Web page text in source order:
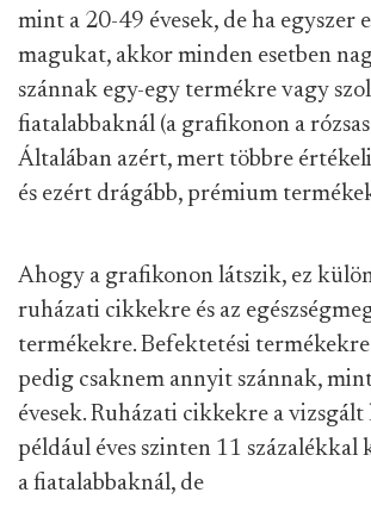
mint a 20-49 évesek, de ha egyszer
magukat, akkor minden esetben
szánnak egy-egy termékre vagy
fiatalabbaknál (a grafikonon a
Általában azért, mert többre
és ezért drágább, prémium
Ahogy a grafikonon látszik, ez
ruházati cikkekre és az
termékekre. Befektetési
pedig csaknem annyit szánnak,
évesek. Ruházati cikkekre a
például éves szinten 11 százalékkal
a fiatalabbaknál, de